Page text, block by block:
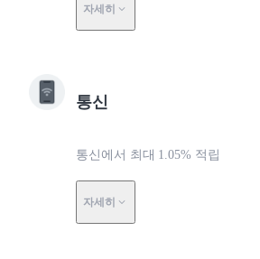
자세히
통신
통신에서 최대 1.05% 적립
자세히